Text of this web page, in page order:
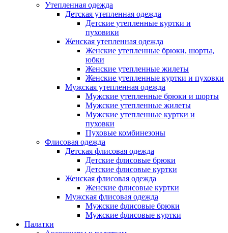
Утепленная одежда
Детская утепленная одежда
Детские утепленные куртки и
пуховики
Женская утепленная одежда
Женские утепленные брюки, шорты,
юбки
Женские утепленные жилеты
Женские утепленные куртки и пуховки
Мужская утепленная одежда
Мужские утепленные брюки и шорты
Мужские утепленные жилеты
Мужские утепленные куртки и
пуховки
Пуховые комбинезоны
Флисовая одежда
Детская флисовая одежда
Детские флисовые брюки
Детские флисовые куртки
Женская флисовая одежда
Женские флисовые куртки
Мужская флисовая одежда
Мужские флисовые брюки
Мужские флисовые куртки
Палатки